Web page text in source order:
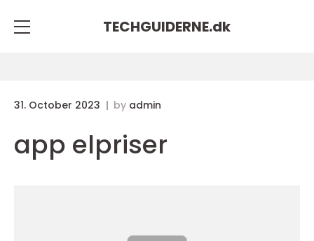
TECHGUIDERNE.dk
31. October 2023 by admin
app elpriser